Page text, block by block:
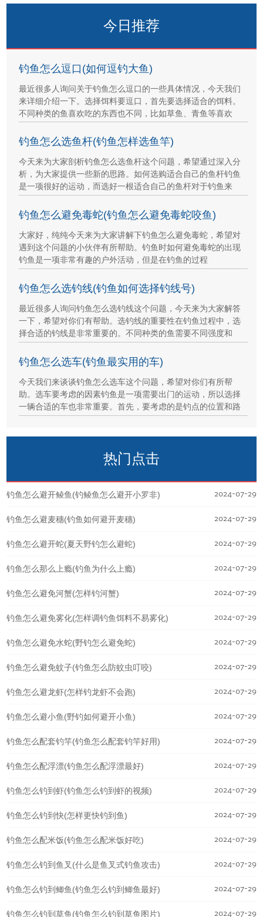
今日推荐
钓鱼怎么逗口(如何逗钓大鱼)
最近很多人询问关于钓鱼怎么逗口的一些具体情况，今天我们
来详细介绍一下。选择饵料要逗口，首先要选择适合的饵料。
不同种类的鱼喜欢吃的东西也不同，比如草鱼、青鱼等喜欢
钓鱼怎么选鱼杆(钓鱼怎样选鱼竿)
今天来为大家剖析钓鱼怎么选鱼杆这个问题，希望通过深入分
析，为大家提供一些新的思路。如何选购适合自己的鱼杆钓鱼
是一项很好的运动，而选好一根适合自己的鱼杆对于钓鱼来
钓鱼怎么避免毒蛇(钓鱼怎么避免毒蛇咬鱼)
大家好，纯纯今天来为大家讲解下钓鱼怎么避免毒蛇，希望对
遇到这个问题的小伙伴有所帮助。钓鱼时如何避免毒蛇的出现
钓鱼是一项非常有趣的户外活动，但是在钓鱼的过程
钓鱼怎么选钓线(钓鱼如何选择钓线号)
最近很多人询问钓鱼怎么选钓线这个问题，今天来为大家解答
一下，希望对你们有帮助。选钓线的重要性在钓鱼过程中，选
择合适的钓线是非常重要的。不同种类的鱼需要不同强度和
钓鱼怎么选车(钓鱼最实用的车)
今天我们来谈谈钓鱼怎么选车这个问题，希望对你们有所帮
助。选车要考虑的因素钓鱼是一项需要出门的运动，所以选择
一辆合适的车也非常重要。首先，要考虑的是钓点的位置和路
热门点击
2024-07-29
钓鱼怎么避开鲮鱼(钓鲮鱼怎么避开小罗非)
2024-07-29
钓鱼怎么避麦穗(钓鱼如何避开麦穗)
2024-07-29
钓鱼怎么避开蛇(夏天野钓怎么避蛇)
2024-07-29
钓鱼怎么那么上瘾(钓鱼为什么上瘾)
2024-07-29
钓鱼怎么避免河蟹(怎样钓河蟹)
2024-07-29
钓鱼怎么避免雾化(怎样调钓鱼饵料不易雾化)
2024-07-29
钓鱼怎么避免水蛇(野钓怎么避免蛇)
2024-07-29
钓鱼怎么避免蚊子(钓鱼怎么防蚊虫叮咬)
2024-07-29
钓鱼怎么避龙虾(怎样钓龙虾不会跑)
2024-07-29
钓鱼怎么避小鱼(野钓如何避开小鱼)
2024-07-29
钓鱼怎么配套钓竿(钓鱼怎么配套钓竿好用)
2024-07-29
钓鱼怎么配浮漂(钓鱼怎么配浮漂最好)
2024-07-29
钓鱼怎么钓到虾(钓鱼怎么钓到虾的视频)
2024-07-29
钓鱼怎么钓到快(怎样更快钓到鱼)
2024-07-29
钓鱼怎么配米饭(钓鱼怎么配米饭好吃)
2024-07-29
钓鱼怎么钓到鱼叉(什么是鱼叉式钓鱼攻击)
2024-07-29
钓鱼怎么钓到鲫鱼(钓鱼怎么钓到鲫鱼最好)
2024-07-29
钓鱼怎么钓到草鱼(钓鱼怎么钓到草鱼图片)